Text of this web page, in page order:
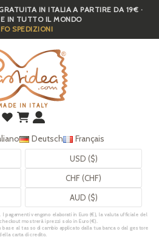
IN ITALIA A PARTIRE DA 19€ ·
IN TUTTO IL MONDO
SPEDIZIONI
IN ITALY
Deutsch Français
USD ($)
CHF (CHF)
AUD ($)
pagamenti vengono elaborati in Euro (€), la valuta ufficiale del
mostrerà i prezzi solo in Euro (€).
base al tasso di cambio applicato dalla tua banca o dal gestore
carta di credito.